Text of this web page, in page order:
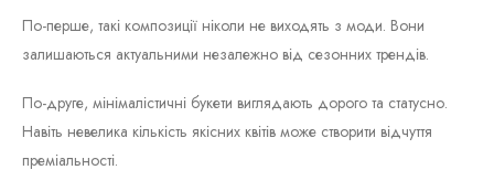
По-перше, такі композиції ніколи не виходять з моди. Вони
залишаються актуальними незалежно від сезонних трендів.
По-друге, мінімалістичні букети виглядають дорого та статусно.
Навіть невелика кількість якісних квітів може створити відчуття
преміальності.